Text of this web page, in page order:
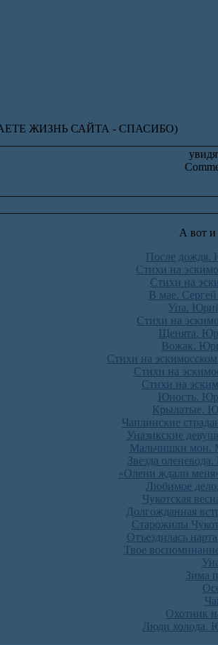
ЖИЗНЬ САЙТА - СПАСИБО)
А вот и
После дождя.
Стихи на
Стихи на
В мае.
Упа.
Стихи на
Щенята.
Вожак.
Стихи на
Стихи на
Стихи на
Юность.
Крылатые.
Чаплинские
Уназикские
Мальчишки мои.
Звезда
«Олени ждали
Любимое
Чукотская
Долгожданная
Старожилы
Отъездилась
Твое
Зима
Охотник
Люди холода.